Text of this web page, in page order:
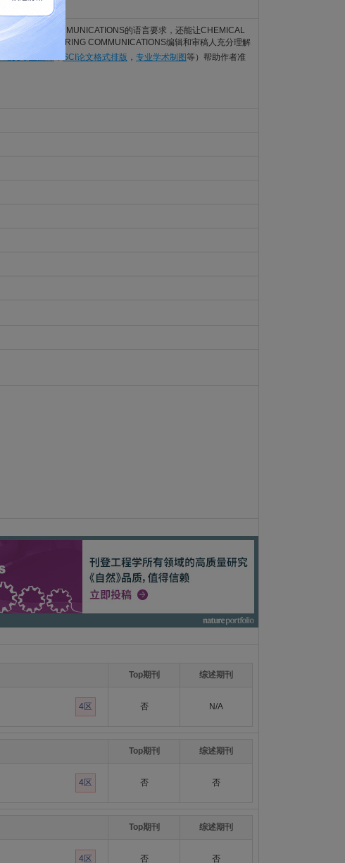
COMMUNICATIONS的语言要求，还能让CHEMICAL
ENGINEERING COMMUNICATIONS编辑和审稿人充分理解
SCI论文格式排版 ， 专业学术制图等）帮助作者准
Top期刊 综述期刊
4区 否 N/A
Top期刊 综述期刊
4区 否 否
Top期刊 综述期刊
4区 否 否